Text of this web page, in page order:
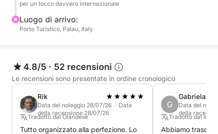
ultimo tuffo nelle sue acque limpide e color
smeraldo.
provando l'emozione di entrare in un altro paese via
mare. Dopo una giornata piena di meraviglie,
torniamo al porto turistico di Palau.
per un tocco davvero internazionale
Luogo di arrivo:
Porto Turistico, Palau, Italy
4.8/5 · 52 recensioni
Le recensioni sono presentate in ordine cronologico
Rik
Data del noleggio 28/07/26 · Data
della recensione 28/07/26
Tradotto dal Olandese
Tutto organizzato alla perfezione. Lo
G
Gabriela
Data del
della
Tradotto dal
Abbiamo